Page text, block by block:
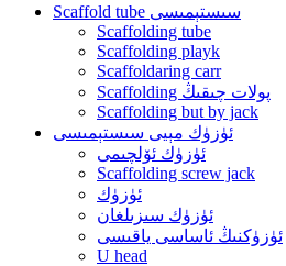
Scaffold tube سىستېمىسى
Scaffolding tube
Scaffolding playk
Scaffoldaring carr
Scaffolding پولات چىقىڭ
Scaffolding but by jack
ئۈزۈك مېيى سىستېمىسى
ئۈزۈك ئۆلچىمى
Scaffolding screw jack
ئۈزۈك
ئۈزۈك سىزىلغان
ئۈزۈكنىڭ ئاساسى ياقىسى
U head